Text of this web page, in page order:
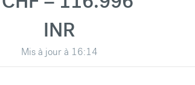
INR
Mis à jour à 16:14